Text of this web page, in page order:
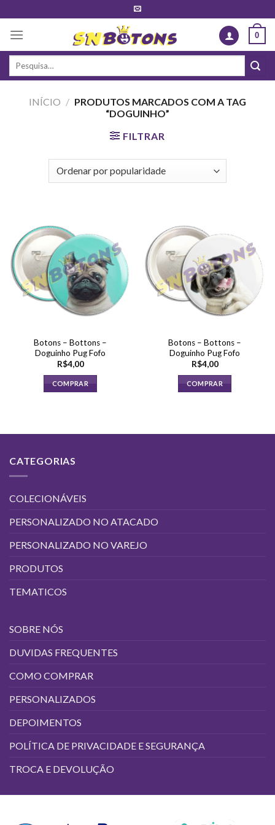
to
content
0
Pesquisar
INÍCIO / PRODUTOS MARCADOS COM A TAG
“DOGUINHO”
FILTRAR
Botons – Bottons –
Doguinho Pug Fofo
R$4,00
COMPRAR
Botons – Bottons –
Doguinho Pug Fofo
R$4,00
COMPRAR
CATEGORIAS
COLECIONÁVEIS
PERSONALIZADO NO ATACADO
PERSONALIZADO NO VAREJO
PRODUTOS
TEMATICOS
SOBRE NÓS
DUVIDAS FREQUENTES
COMO COMPRAR
PERSONALIZADOS
DEPOIMENTOS
POLÍTICA DE PRIVACIDADE E SEGURANÇA
TROCA E DEVOLUÇÃO